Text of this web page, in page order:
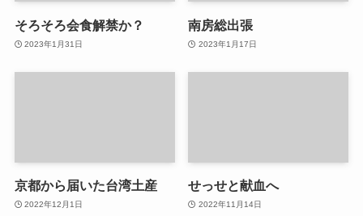
そろそろ会食解禁か？
2023年1月31日
南房総出張
2023年1月17日
京都から届いた台湾土産
2022年12月1日
せっせと献血へ
2022年11月14日